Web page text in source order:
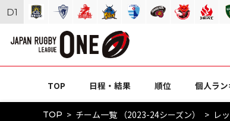
TOP 日程・結果 順位 個人ラ
TOP チーム一覧 （2023-24シーズン） レ
D1